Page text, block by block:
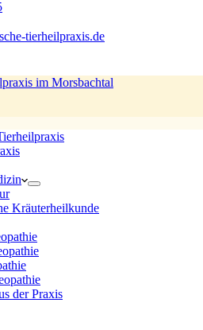
tierheilpraxis.de
im Morsbachtal
Kräuterheilkunde
der Praxis